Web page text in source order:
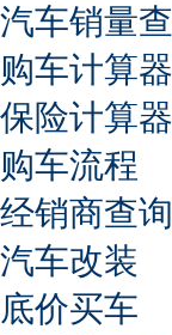
汽车销量
购车计算器
保险计算器
购车流程
经销商查询
汽车改装
底价买车